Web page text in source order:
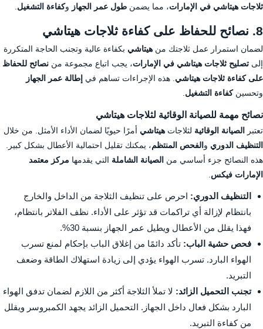
ثلاجات هيتاشي في الإمارات، مما يضمن طول عمر الجهاز وكفاءة التشغيل
8. نصائح للحفاظ على كفاءة ثلاجات هيتاشي
لضمان استمرار عمل ثلاجتك منهيتاشي بكفاءة عالية وتجنب الحاجة المتكررة
إلى تصليح ثلاجات هيتاشي في الإمارات، يجب اتباع مجموعة من نصائح للحفاظ
على كفاءة ثلاجات هيتاشي . هذه الإجراءات تساهم في إطالة عمر الجهاز
وتحسينكفاءة التشغيل
نصائح مهمة للصيانة الوقائية لثلاجات هيتاشي
تعتبر الصيانة الوقائية لثلاجاتهيتاشي أمرًا حيويًا لضمان الأداء الأمثل. من خلال
التنظيف الدوري و الفحص المنتظم، يمكنك تقليل احتمالية الأعطال بشكل كبير.
هذه النصائح جزء أساسي من الصيانة الشاملة التي يقدمها مركز معتمد
الإمارات فيكس
التنظيف الدوري: احرص على تنظيف الثلاجة من الداخل والخارج
بانتظام لإزالة أي تراكمات قد تؤثر على الأداء. نظف الفلاتر بانتظام،
فهذا يقلل من الأعطال ويطيل عمر الجهاز بنسبة 30%.
فحص حشية الباب: تأكد دائمًا من إغلاق الباب بإحكام لمنع تسرب
الهواء البارد. تسرب الهواء يؤدي إلى زيادة استهلاك الطاقة وضعف
التبريد.
تجنب التحميل الزائد: لا تملأ الثلاجة أكثر من اللازم لضمان تدفق الهواء
البارد بشكل فعال داخل الجهاز. التحميل الزائد يجهد الكمبروسر ويقلل
من كفاءة التبريد.